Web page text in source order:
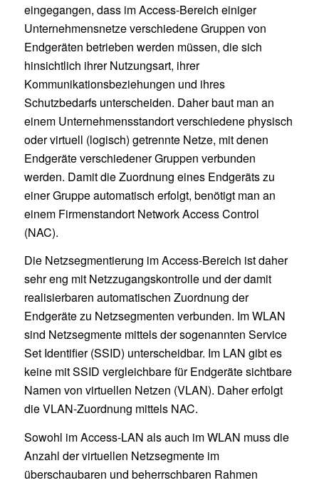
eingegangen, dass im Access-Bereich einiger
Unternehmensnetze verschiedene Gruppen von
Endgeräten betrieben werden müssen, die sich
hinsichtlich ihrer Nutzungsart, ihrer
Kommunikationsbeziehungen und ihres
Schutzbedarfs unterscheiden. Daher baut man an
einem Unternehmensstandort verschiedene physisch
oder virtuell (logisch) getrennte Netze, mit denen
Endgeräte verschiedener Gruppen verbunden
werden. Damit die Zuordnung eines Endgeräts zu
einer Gruppe automatisch erfolgt, benötigt man an
einem Firmenstandort Network Access Control
(NAC).
Die Netzsegmentierung im Access-Bereich ist daher
sehr eng mit Netzzugangskontrolle und der damit
realisierbaren automatischen Zuordnung der
Endgeräte zu Netzsegmenten verbunden. Im WLAN
sind Netzsegmente mittels der sogenannten Service
Set Identifier (SSID) unterscheidbar. Im LAN gibt es
keine mit SSID vergleichbare für Endgeräte sichtbare
Namen von virtuellen Netzen (VLAN). Daher erfolgt
die VLAN-Zuordnung mittels NAC.
Sowohl im Access-LAN als auch im WLAN muss die
Anzahl der virtuellen Netzsegmente im
überschaubaren und beherrschbaren Rahmen